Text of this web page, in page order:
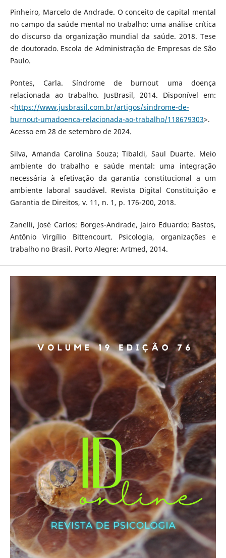
Pinheiro, Marcelo de Andrade. O conceito de capital mental
no campo da saúde mental no trabalho: uma análise crítica
do discurso da organização mundial da saúde. 2018. Tese
de doutorado. Escola de Administração de Empresas de São
Paulo.
Pontes, Carla. Síndrome de burnout uma doença
relacionada ao trabalho. JusBrasil, 2014. Disponível em:
<https://www.jusbrasil.com.br/artigos/sindrome-de-
burnout-umadoenca-relacionada-ao-trabalho/118679303>.
Acesso em 28 de setembro de 2024.
Silva, Amanda Carolina Souza; Tibaldi, Saul Duarte. Meio
ambiente do trabalho e saúde mental: uma integração
necessária à efetivação da garantia constitucional a um
ambiente laboral saudável. Revista Digital Constituição e
Garantia de Direitos, v. 11, n. 1, p. 176-200, 2018.
Zanelli, José Carlos; Borges-Andrade, Jairo Eduardo; Bastos,
Antônio Virgílio Bittencourt. Psicologia, organizações e
trabalho no Brasil. Porto Alegre: Artmed, 2014.